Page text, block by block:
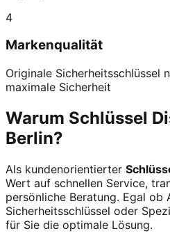
4
Markenqualität
Originale Sicherheitsschlüssel
maximale Sicherheit
Warum Schlüssel
Berlin?
Als kundenorientierter
Wert auf schnellen Service,
persönliche Beratung. Egal ob
Sicherheitsschlüssel oder
für Sie die optimale Lösung.